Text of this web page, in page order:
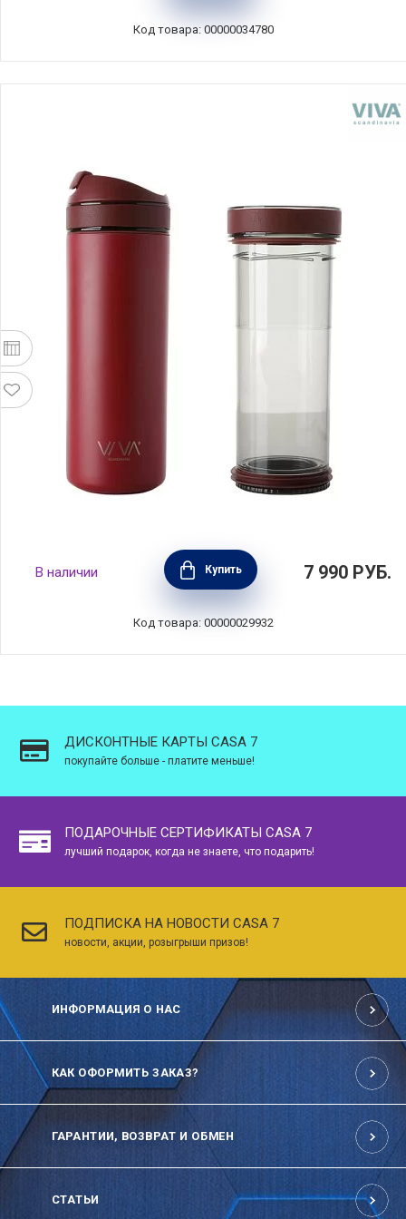
Код товара: 00000034780
Термокружка Anytime, объем 460 мл, цвет
бордовый, нержавеющая сталь, Viva
Scandinavia, Дания, V82053
В наличии Купить 7 990 РУБ.
Код товара: 00000029932
ДИСКОНТНЫЕ КАРТЫ CASA 7
покупайте больше - платите меньше!
ПОДАРОЧНЫЕ СЕРТИФИКАТЫ CASA 7
лучший подарок, когда не знаете, что подарить!
ПОДПИСКА НА НОВОСТИ CASA 7
новости, акции, розыгрыши призов!
ИНФОРМАЦИЯ О НАС
КАК ОФОРМИТЬ ЗАКАЗ?
ГАРАНТИИ, ВОЗВРАТ И ОБМЕН
СТАТЬИ